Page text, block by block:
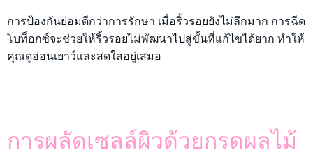
การป้องกันย่อมดีกว่าการรักษา เมื่อริ้วรอยยังไม่ลึกมาก การฉีด
โบท็อกซ์จะช่วยให้ริ้วรอยไม่พัฒนาไปสู่ขั้นที่แก้ไขได้ยาก ทำให้
คุณดูอ่อนเยาว์และสดใสอยู่เสมอ
การผลัดเซลล์ผิวด้วยกรดผลไม้